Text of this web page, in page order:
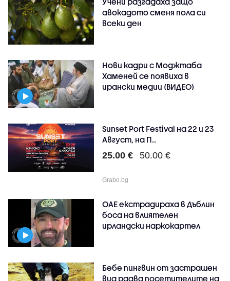
авокадото сменя пола си
всеки ден
Нови кадри с Моджтаба
Хаменей се появиха в
ирански медии (ВИДЕО)
Sunset Port Festival на 22 и 23
Август, на П..
25.00 € 50.00 €
Grabo.bg
ОАЕ екстрадираха в Дъблин
боса на влиятелен
ирландски наркокартел
Бебе пингвин от застрашен
вид радва посетителите на